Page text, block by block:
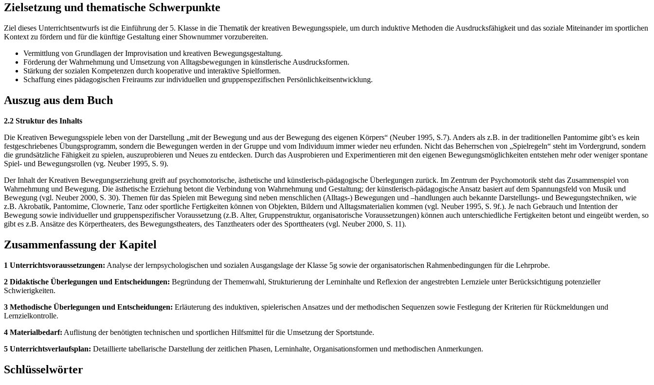
Zielsetzung und thematische Schwerpunkte
Ziel dieses Unterrichtsentwurfs ist die Einführung der 5. Klasse in die Thematik der kreativen Bewegungsspiele, um durch induktive Methoden die Ausdrucksfähigkeit und das soziale Miteinander im sportlichen
Kontext zu fördern und für die künftige Gestaltung einer Shownummer vorzubereiten.
Vermittlung von Grundlagen der Improvisation und kreativen Bewegungsgestaltung.
Förderung der Wahrnehmung und Umsetzung von Alltagsbewegungen in künstlerische Ausdrucksformen.
Stärkung der sozialen Kompetenzen durch kooperative und interaktive Spielformen.
Schaffung eines pädagogischen Freiraums zur individuellen und gruppenspezifischen Persönlichkeitsentwicklung.
Auszug aus dem Buch
2.2 Struktur des Inhalts
Die Kreativen Bewegungsspiele leben von der Darstellung „mit der Bewegung und aus der Bewegung des eigenen Körpers“ (Neuber 1995, S.7). Anders als z.B. in der traditionellen Pantomime gibt’s es kein
festgeschriebenes Übungsprogramm, sondern die Bewegungen werden in der Gruppe und vom Individuum immer wieder neu erfunden. Nicht das Beherrschen von „Spielregeln“ steht im Vordergrund, sondern
die grundsätzliche Fähigkeit zu spielen, auszuprobieren und Neues zu entdecken. Durch das Ausprobieren und Experimentieren mit den eigenen Bewegungsmöglichkeiten entstehen mehr oder weniger spontane
Spiel- und Bewegungsrollen (vg. Neuber 1995, S. 9).
Der Inhalt der Kreativen Bewegungserziehung greift auf psychomotorische, ästhetische und künstlerisch-pädagogische Überlegungen zurück. Im Zentrum der Psychomotorik steht das Zusammenspiel von
Wahrnehmung und Bewegung. Die ästhetische Erziehung betont die Verbindung von Wahrnehmung und Gestaltung; der künstlerisch-pädagogische Ansatz basiert auf dem Spannungsfeld von Musik und
Bewegung (vgl. Neuber 2000, S. 30). Themen für das Spielen mit Bewegung sind neben menschlichen (Alltags-) Bewegungen und –handlungen auch bekannte Darstellungs- und Bewegungstechniken, wie
z.B. Akrobatik, Pantomime, Clownerie, Tanz oder sportliche Fertigkeiten können von Objekten, Bildern und Alltagsmaterialien kommen (vgl. Neuber 1995, S. 9f.). Je nach Gebrauch und Intention der
Bewegung sowie individueller und gruppenspezifischer Voraussetzung (z.B. Alter, Gruppenstruktur, organisatorische Voraussetzungen) können auch unterschiedliche Fertigkeiten betont und eingeübt werden, so
gibt es z.B. Ansätze des Körpertheaters, des Bewegungstheaters, des Tanztheaters oder des Sporttheaters (vgl. Neuber 2000, S. 11).
Zusammenfassung der Kapitel
1 Unterrichtsvoraussetzungen: Analyse der lernpsychologischen und sozialen Ausgangslage der Klasse 5g sowie der organisatorischen Rahmenbedingungen für die Lehrprobe.
2 Didaktische Überlegungen und Entscheidungen: Begründung der Themenwahl, Strukturierung der Lerninhalte und Reflexion der angestrebten Lernziele unter Berücksichtigung potenzieller
Schwierigkeiten.
3 Methodische Überlegungen und Entscheidungen: Erläuterung des induktiven, spielerischen Ansatzes und der methodischen Sequenzen sowie Festlegung der Kriterien für Rückmeldungen und
Lernzielkontrolle.
4 Materialbedarf: Auflistung der benötigten technischen und sportlichen Hilfsmittel für die Umsetzung der Sportstunde.
5 Unterrichtsverlaufsplan: Detaillierte tabellarische Darstellung der zeitlichen Phasen, Lerninhalte, Organisationsformen und methodischen Anmerkungen.
Schlüsselwörter